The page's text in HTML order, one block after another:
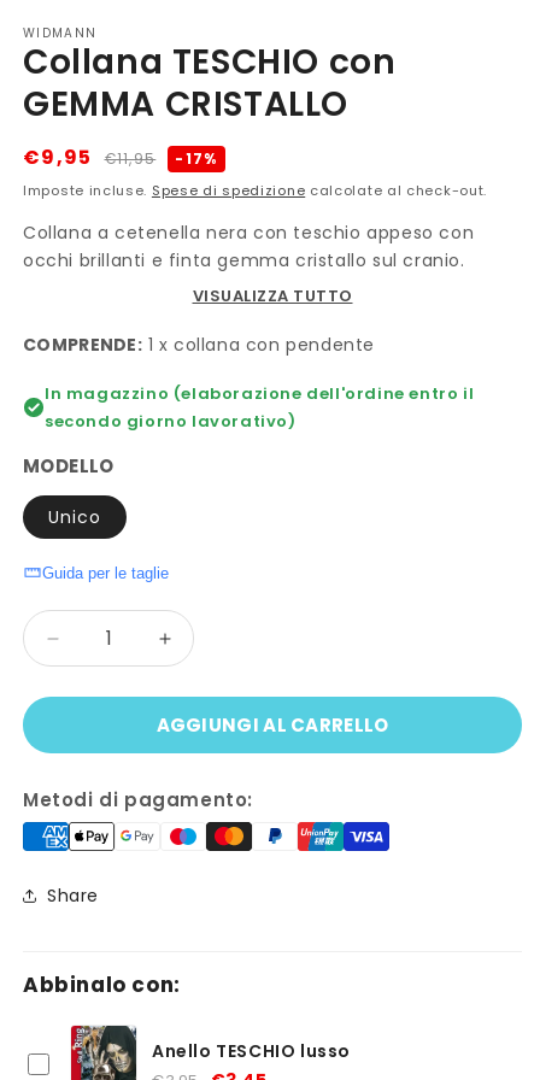
WIDMANN
Collana TESCHIO con
GEMMA CRISTALLO
Prezzo
di
€11,95
Prezzo
scontato
€9,95 -17%
Imposte incluse. Spese di spedizione calcolate al check-out.
Collana a cetenella nera con teschio appeso con
occhi brillanti e finta gemma cristallo sul cranio.
VISUALIZZA TUTTO
COMPRENDE: 1 x collana con pendente
In magazzino (elaborazione dell'ordine entro il
secondo giorno lavorativo)
MODELLO
Unico
Guida per le taglie
Quantità
Diminuisci
quantità
per
TESCHIO
GEMMA
CRISTALLO
Aumenta
quantità
per
Collana
TESCHIO
GEMMA
CRISTALLO
AGGIUNGI AL CARRELLO
Metodi di pagamento:
Share
Abbinalo con:
Anello TESCHIO lusso